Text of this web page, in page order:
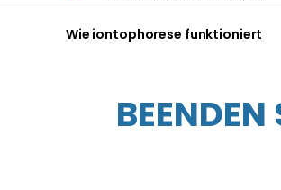
Wie iontophorese funktioniert